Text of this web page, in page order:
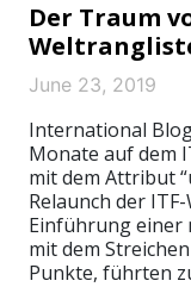
Der Traum
June 23, 2019
International
Monate auf dem
mit dem Attribut
Relaunch der
Einführung einer
mit dem
Punkte, führten